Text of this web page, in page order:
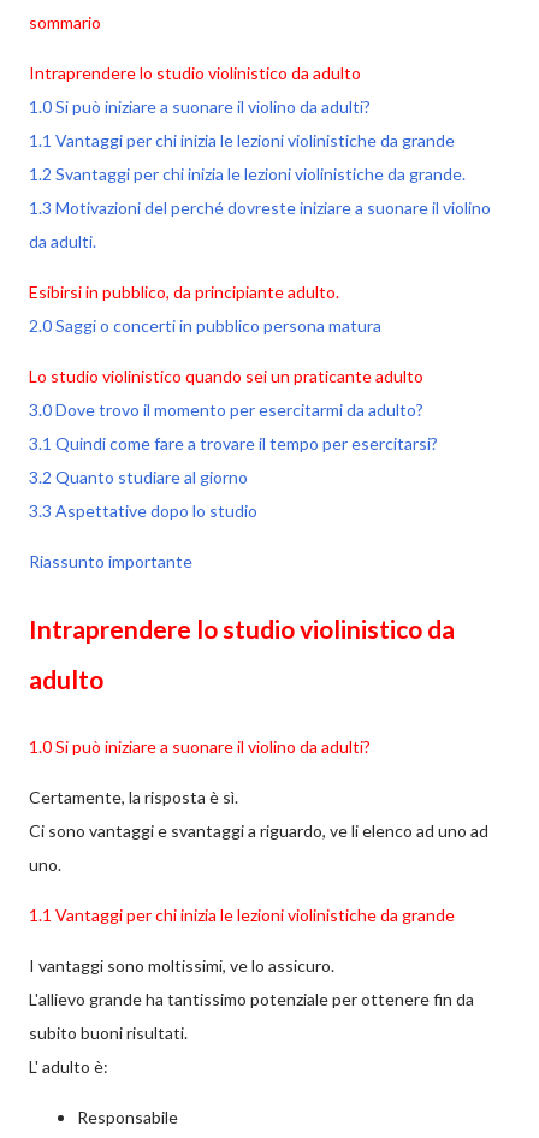
sommario
Intraprendere lo studio violinistico da adulto
1.0 Si può iniziare a suonare il violino da adulti?
1.1 Vantaggi per chi inizia le lezioni violinistiche da grande
1.2 Svantaggi per chi inizia le lezioni violinistiche da grande.
1.3 Motivazioni del perché dovreste iniziare a suonare il violino
da adulti.
Esibirsi in pubblico, da principiante adulto.
2.0 Saggi o concerti in pubblico persona matura
Lo studio violinistico quando sei un praticante adulto
3.0 Dove trovo il momento per esercitarmi da adulto?
3.1 Quindi come fare a trovare il tempo per esercitarsi?
3.2 Quanto studiare al giorno
3.3 Aspettative dopo lo studio
Riassunto importante
Intraprendere lo studio violinistico da
adulto
1.0 Si può iniziare a suonare il violino da adulti?
Certamente, la risposta è sì.
Ci sono vantaggi e svantaggi a riguardo, ve li elenco ad uno ad
uno.
1.1 Vantaggi per chi inizia le lezioni violinistiche da grande
I vantaggi sono moltissimi, ve lo assicuro.
L'allievo grande ha tantissimo potenziale per ottenere fin da
subito buoni risultati.
L' adulto è:
Responsabile